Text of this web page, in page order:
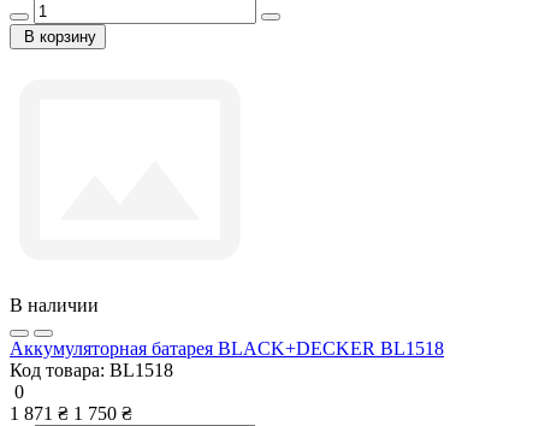
В корзину
В наличии
Аккумуляторная батарея BLACK+DECKER BL1518
Код товара: BL1518
0
1 871 ₴ 1 750 ₴